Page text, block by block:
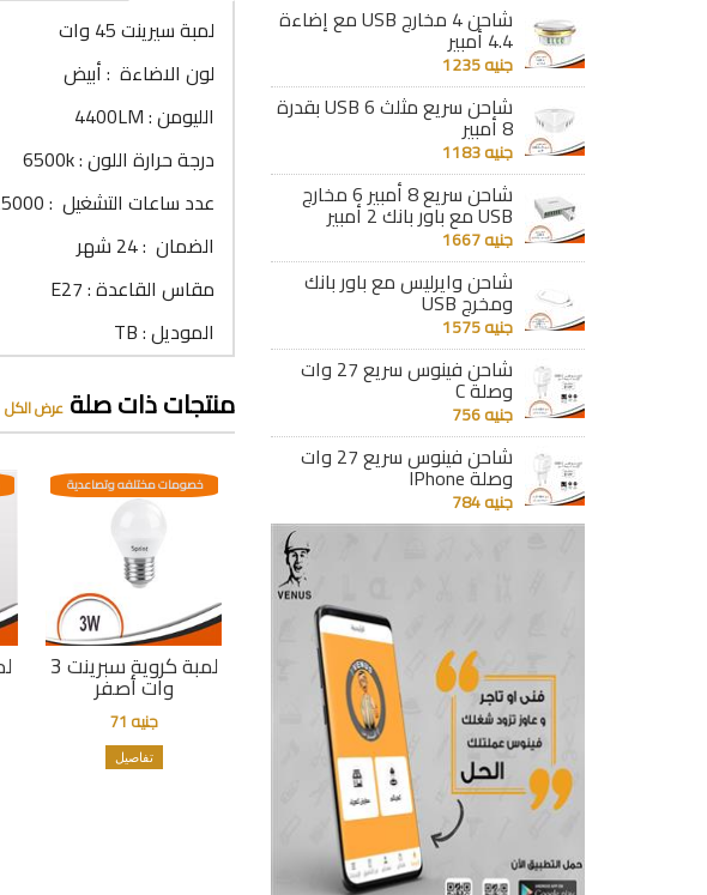
شاحن 4 مخارج USB مع إضاءة
4.4 أمبير
جنيه 1235
شاحن سريع مثلث 6 USB بقدرة
8 أمبير
جنيه 1183
شاحن سريع 8 أمبير 6 مخارج
USB مع باور بانك 2 أمبير
جنيه 1667
شاحن وايرليس مع باور بانك
ومخرج USB
جنيه 1575
شاحن فينوس سريع 27 وات
وصلة C
جنيه 756
شاحن فينوس سريع 27 وات
وصلة IPhone
جنيه 784
لمبة سيرينت 45 وات
لون الاضاءة : أبيض
الليومن : 4400LM
درجة حرارة اللون : 6500k
عدد ساعات التشغيل : 25000
الضمان : 24 شهر
مقاس القاعدة : E27
الموديل : TB
منتجات ذات صلةعرض الكل
لمبة كروية سبرينت 3
وات أصفر
خصومات مختلفه وتصاعدية
جنيه 71
تفاصيل
وات أبيض
جنيه 45
تفاصيل
لمبة بلب سبرينت 12
وات أصفر 950 ليومن
خصومات مختلفه وتصاعدية
جنيه 76
تفاصيل